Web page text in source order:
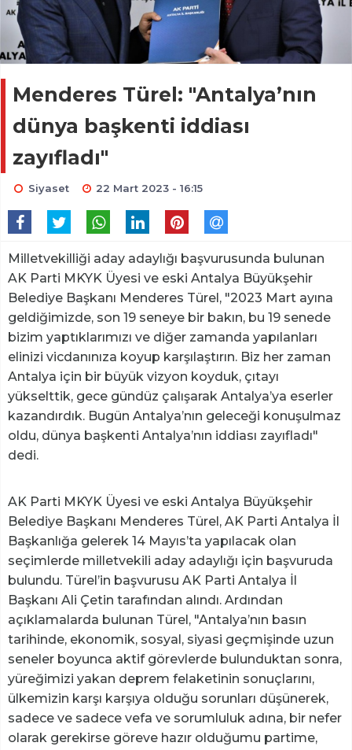
Menderes Türel: "Antalya’nın
dünya başkenti iddiası
zayıfladı"
Siyaset 22 Mart 2023 - 16:15
Milletvekilliği aday adaylığı başvurusunda bulunan
AK Parti MKYK Üyesi ve eski Antalya Büyükşehir
Belediye Başkanı Menderes Türel, "2023 Mart ayına
geldiğimizde, son 19 seneye bir bakın, bu 19 senede
bizim yaptıklarımızı ve diğer zamanda yapılanları
elinizi vicdanınıza koyup karşılaştırın. Biz her zaman
Antalya için bir büyük vizyon koyduk, çıtayı
yükselttik, gece gündüz çalışarak Antalya’ya eserler
kazandırdık. Bugün Antalya’nın geleceği konuşulmaz
oldu, dünya başkenti Antalya’nın iddiası zayıfladı"
dedi.
AK Parti MKYK Üyesi ve eski Antalya Büyükşehir
Belediye Başkanı Menderes Türel, AK Parti Antalya İl
Başkanlığa gelerek 14 Mayıs’ta yapılacak olan
seçimlerde milletvekili aday adaylığı için başvuruda
bulundu. Türel’in başvurusu AK Parti Antalya İl
Başkanı Ali Çetin tarafından alındı. Ardından
açıklamalarda bulunan Türel, "Antalya’nın basın
tarihinde, ekonomik, sosyal, siyasi geçmişinde uzun
seneler boyunca aktif görevlerde bulunduktan sonra,
yüreğimizi yakan deprem felaketinin sonuçlarını,
ülkemizin karşı karşıya olduğu sorunları düşünerek,
sadece ve sadece vefa ve sorumluluk adına, bir nefer
olarak gerekirse göreve hazır olduğumu partime,